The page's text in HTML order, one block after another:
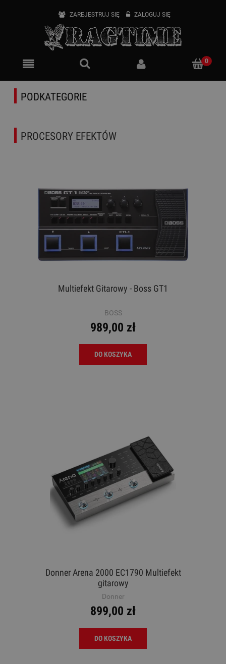
ZAREJESTRUJ SIĘ ZALOGUJ SIĘ
PODKATEGORIE
PROCESORY EFEKTÓW
Multiefekt Gitarowy - Boss GT1
BOSS
989,00 zł
DO KOSZYKA
Donner Arena 2000 EC1790 Multiefekt
gitarowy
Donner
899,00 zł
DO KOSZYKA